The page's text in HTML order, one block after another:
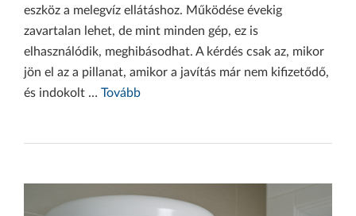
eszköz a melegvíz ellátáshoz. Működése évekig
zavartalan lehet, de mint minden gép, ez is
elhasználódik, meghibásodhat. A kérdés csak az, mikor
jön el az a pillanat, amikor a javítás már nem kifizetődő,
és indokolt … Tovább